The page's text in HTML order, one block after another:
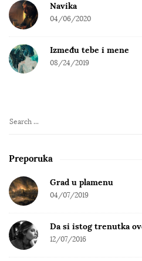
Navika
04/06/2020
Između tebe i mene
08/24/2019
S
a
c
h
r
Preporuka
Grad u plamenu
04/07/2019
Da si istog trenutka
12/07/2016